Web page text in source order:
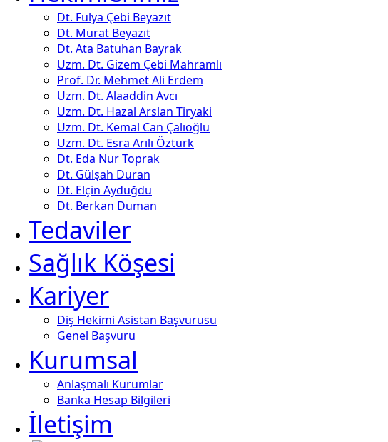
Dt. Fulya Çebi Beyazıt
Dt. Murat Beyazıt
Dt. Ata Batuhan Bayrak
Uzm. Dt. Gizem Çebi Mahramlı
Prof. Dr. Mehmet Ali Erdem
Uzm. Dt. Alaaddin Avcı
Uzm. Dt. Hazal Arslan Tiryaki
Uzm. Dt. Kemal Can Çalıoğlu
Uzm. Dt. Esra Arılı Öztürk
Dt. Eda Nur Toprak
Dt. Gülşah Duran
Dt. Elçin Ayduğdu
Dt. Berkan Duman
Tedaviler
Sağlık Köşesi
Kariyer
Diş Hekimi Asistan Başvurusu
Genel Başvuru
Kurumsal
Anlaşmalı Kurumlar
Banka Hesap Bilgileri
İletişim